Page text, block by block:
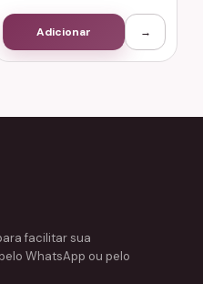
Adicionar →
facilitar sua
WhatsApp ou pelo